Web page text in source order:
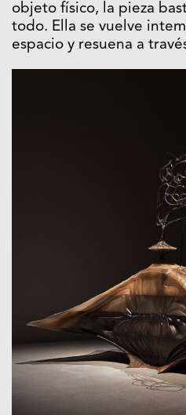
objeto físico, la pieza
todo. Ella se vuelve
espacio y resuena a